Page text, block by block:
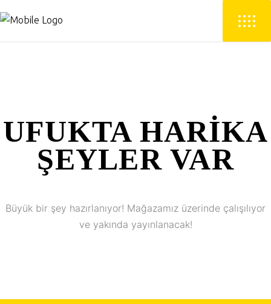
UFUKTA HARIKA
ŞEYLER VAR
Büyük bir şey hazırlanıyor! Mağazamız üzerinde çalışılıyor
ve yakında yayınlanacak!